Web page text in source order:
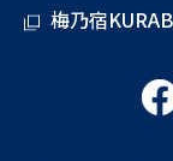
梅乃宿